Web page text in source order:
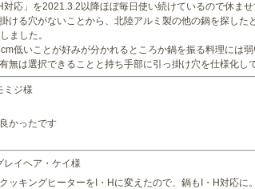
応」を2021.3.2以降ほぼ毎日使い続けているので休ま
ける穴がないことから、北陸アルミ製の他の鍋を探した
ました。
低いことが好みが分かれるところか鍋を振る料理には弱
無は選択できることと持ち手部に引っ掛け穴を仕様化し
ミジ様
かったです
レイヘア・ケイ様
ッキングヒーターをI・Hに変えたので、鍋もI・H対応